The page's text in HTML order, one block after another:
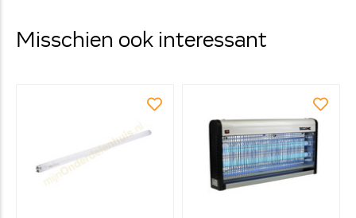
Misschien ook interessant